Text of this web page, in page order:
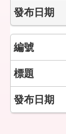
臺
北
通
網
安
全
政